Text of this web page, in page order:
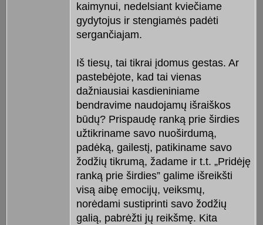
kaimynui, nedelsiant kviečiame
gydytojus ir stengiamės padėti
sergančiajam.
Iš tiesų, tai tikrai įdomus gestas. Ar
pastebėjote, kad tai vienas
dažniausiai kasdieniniame
bendravime naudojamų išraiškos
būdų? Prispaudę ranką prie širdies
užtikriname savo nuoširdumą,
padėką, gailestį, patikiname savo
žodžių tikrumą, žadame ir t.t. „Pridėję
ranką prie širdies” galime išreikšti
visą aibę emocijų, veiksmų,
norėdami sustiprinti savo žodžių
galią, pabrėžti jų reikšmę. Kita